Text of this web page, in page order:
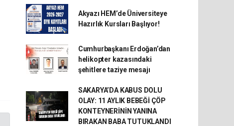
Akyazı HEM’de Üniversiteye
Hazırlık Kursları Başlıyor!
Cumhurbaşkanı Erdoğan’dan
helikopter kazasındaki
şehitlere taziye mesajı
SAKARYA’DA KABUS DOLU
OLAY: 11 AYLIK BEBEĞİ ÇÖP
KONTEYNERİNİN YANINA
BIRAKAN BABA TUTUKLANDI